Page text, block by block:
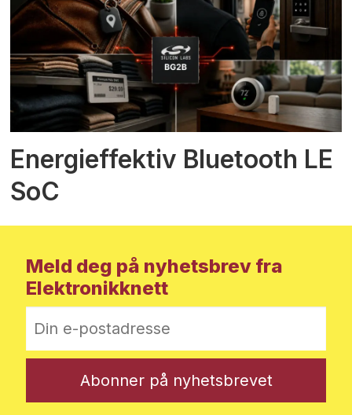
Energieffektiv Bluetooth LE
SoC
Meld deg på nyhetsbrev fra
Elektronikknett